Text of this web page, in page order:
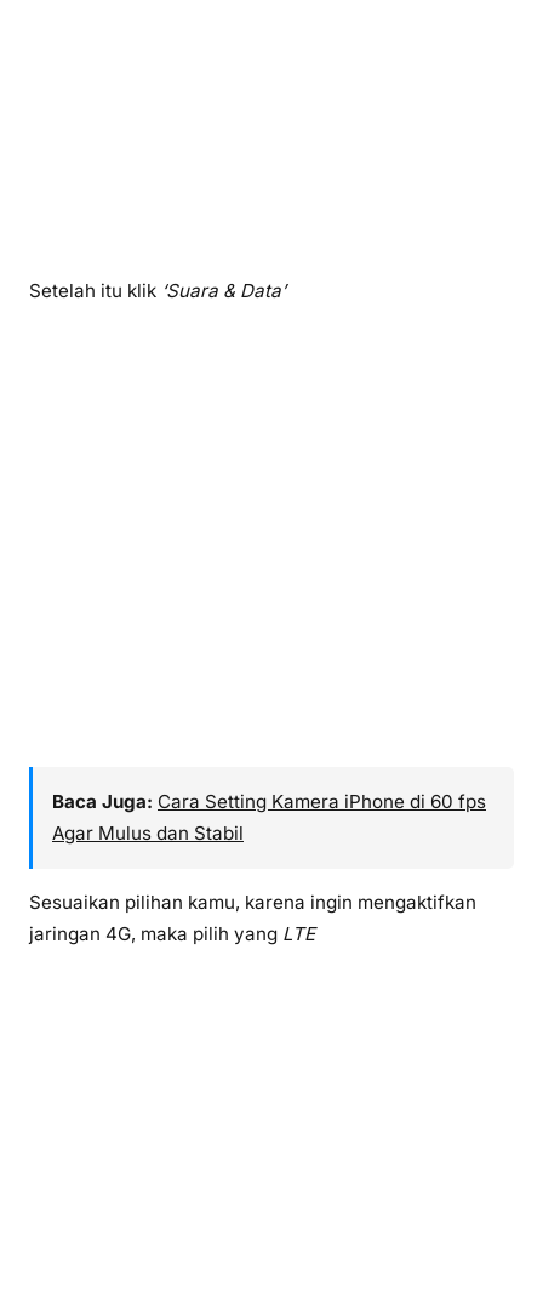
Setelah itu klik ‘Suara & Data’
Baca Juga: Cara Setting Kamera iPhone di 60 fps
Agar Mulus dan Stabil
Sesuaikan pilihan kamu, karena ingin mengaktifkan
jaringan 4G, maka pilih yang LTE